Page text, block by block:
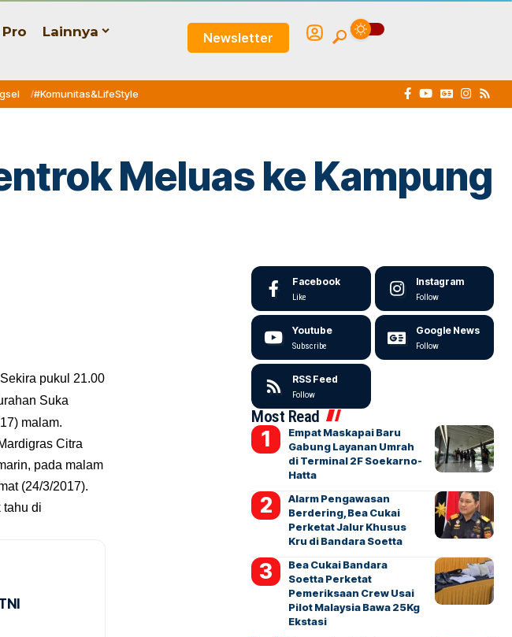
Lainnya Newsletter
#Komunitas&LifeStyle
Meluas ke Kampung
pukul 21.00
Suka
malam.
Citra
pada malam
(24/3/2017).
tahu di
Facebook
Like
Instagram
Follow
Youtube
Subscribe
Google News
Follow
RSS Feed
Follow
Most Read
Empat Maskapai Baru
Gabung Layanan Umrah
di Terminal 2F Soekarno-
Hatta
Alarm Pengawasan
Berdering, Bea Cukai
Perketat Jalur Khusus
Kru di Bandara Soetta
Bea Cukai Bandara
Soetta Perketat
Pemeriksaan Crew Usai
Pilot Malaysia Bawa 25Kg
Ekstasi